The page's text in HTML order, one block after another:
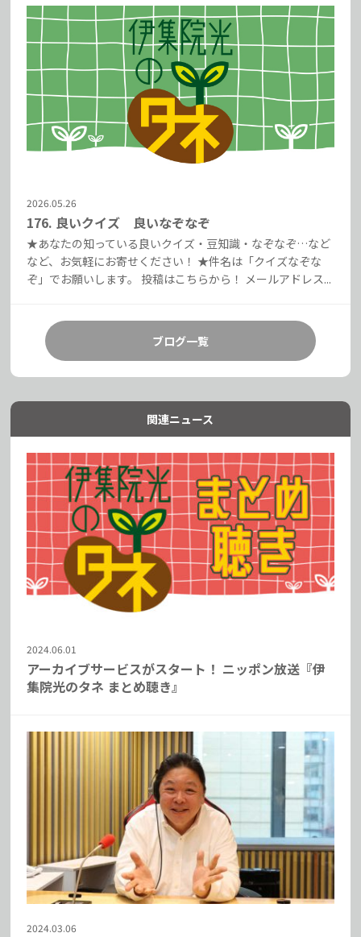
2026.05.26
176. 良いクイズ 良いなぞなぞ
★あなたの知っている良いクイズ・豆知識・なぞなぞ…など
など、お気軽にお寄せください！ ★件名は「クイズなぞな
ぞ」でお願いします。 投稿はこちらから！ メールアドレス...
ブログ一覧
関連ニュース
2024.06.01
アーカイブサービスがスタート！ ニッポン放送『伊
集院光のタネ まとめ聴き』
2024.03.06